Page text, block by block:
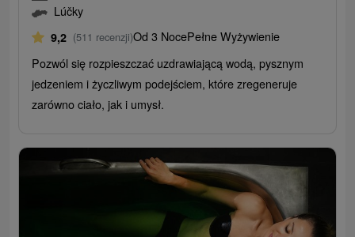
Lúčky
9,2 (511 recenzji)Od 3 NocePełne Wyżywienie
Pozwól się rozpieszczać uzdrawiającą wodą, pysznym
jedzeniem i życzliwym podejściem, które zregeneruje
zarówno ciało, jak i umysł.